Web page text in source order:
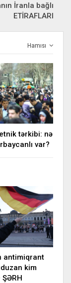
İranla bağlı
ETİRAFLARI
Hamısı
tərkibi: nə
var?
antimiqrant
kim